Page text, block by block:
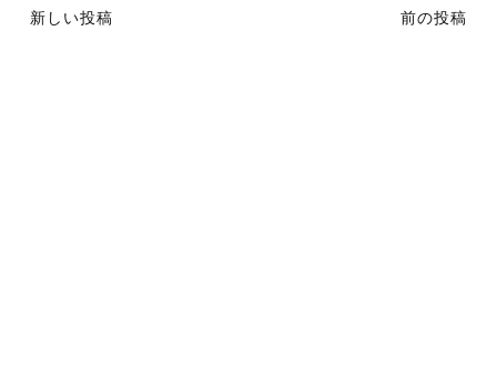
新しい投稿 前の投稿